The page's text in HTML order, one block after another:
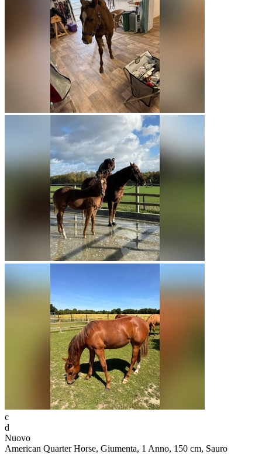
c
d
Nuovo
American Quarter Horse, Giumenta, 1 Anno, 150 cm, Sauro